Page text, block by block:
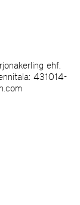
ehf.
431014-